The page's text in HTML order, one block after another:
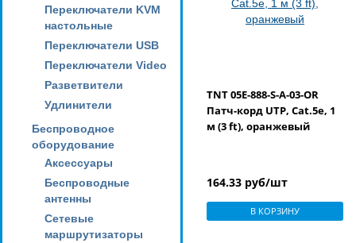
Переключатели KVM
настольные
Переключатели USB
Переключатели Video
Разветвители
Удлинители
Беспроводное
оборудование
Аксессуары
Беспроводные
антенны
Сетевые
маршрутизаторы
TNT 05Е-888-S-A-03-OR
Патч-корд UTP, Cat.5e, 1
м (3 ft), оранжевый
164.33 руб/шт
В КОРЗИНУ